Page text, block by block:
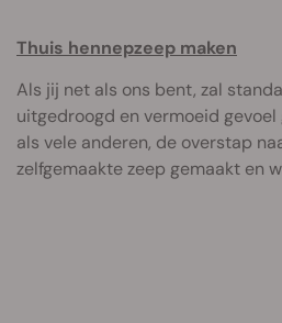
Thuis hennepzeep maken
Als jij net als ons bent, zal
uitgedroogd en vermoeid gevoel
als vele anderen, de overstap
zelfgemaakte zeep gemaakt en